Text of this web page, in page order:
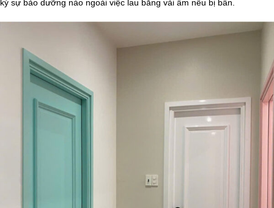
kỳ sự bảo dưỡng nào ngoài việc lau bằng vải ẩm nếu bị bẩn.